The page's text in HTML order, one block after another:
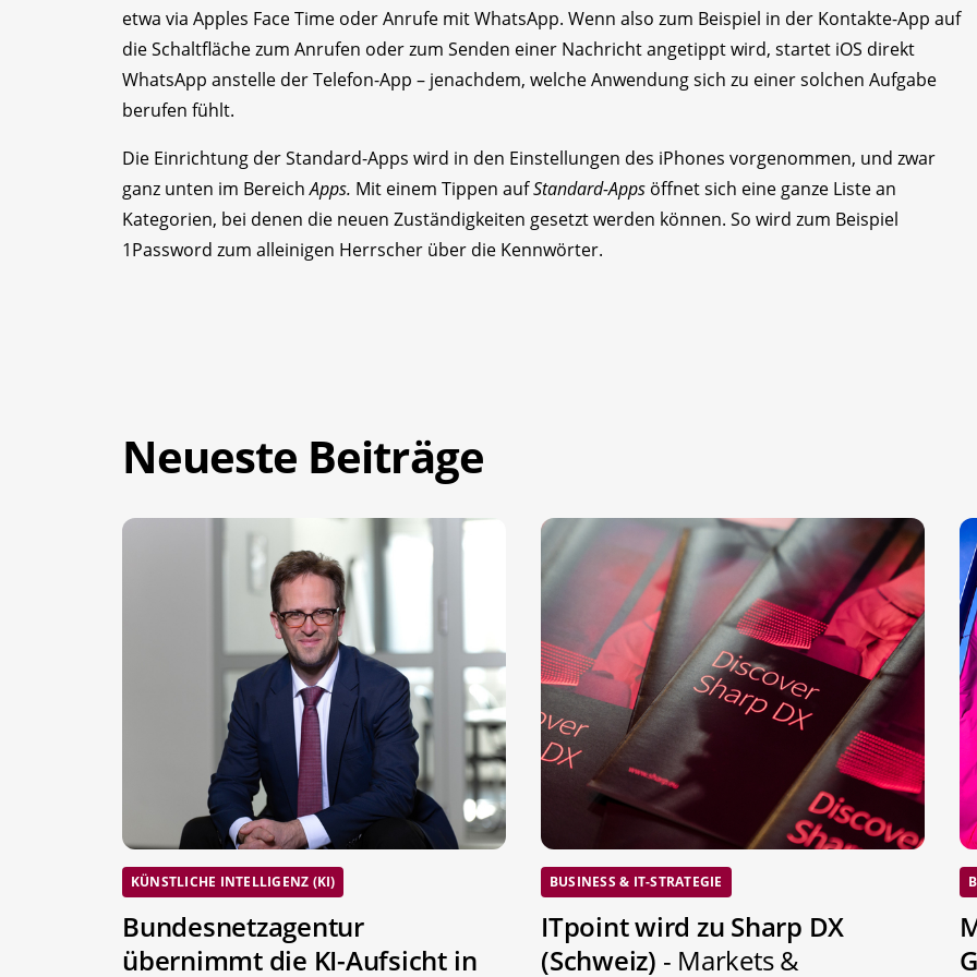
etwa via Apples Face Time oder Anrufe mit WhatsApp. Wenn also zum Beispiel in der Kontakte-App auf
die Schaltfläche zum Anrufen oder zum Senden einer Nachricht angetippt wird, startet iOS ­direkt
WhatsApp anstelle der Telefon-App – jenachdem, welche Anwendung sich zu einer solchen Aufgabe
berufen fühlt.
Die Einrichtung der Standard-Apps wird in den Einstellungen des iPhones vorgenommen, und zwar
ganz unten im BereichApps. Mit einem Tippen aufStandard-Apps öffnet sich eine ganze Liste an
Kategorien, bei denen die neuen Zuständigkeiten gesetzt werden können. So wird zum Beispiel
1Password zum alleinigen Herrscher über die Kennwörter.
Neueste Beiträge
KÜNSTLICHE INTELLIGENZ (KI)
Bundesnetzagentur
übernimmt die KI-Aufsicht in
BUSINESS & IT-STRATEGIE
ITpoint wird zu Sharp DX
(Schweiz) - Markets &